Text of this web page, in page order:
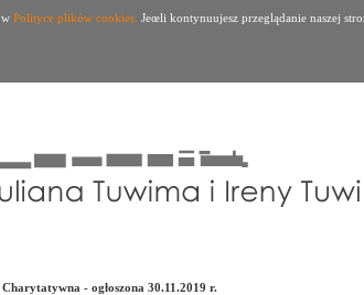
Polityce plików cookies. Jeœli kontynuujesz przeglądanie naszej
- ogłoszona 30.11.2019 r.